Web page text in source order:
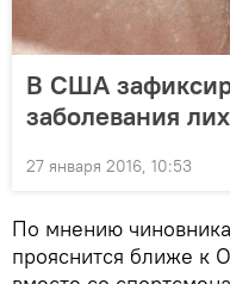
В США
заболевания
27 января 2016, 10:53
По мнению
прояснится ближе к